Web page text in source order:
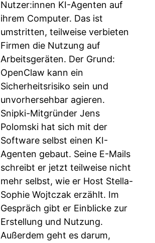
Nutzer:innen KI-Agenten auf
ihrem Computer. Das ist
umstritten, teilweise verbieten
Firmen die Nutzung auf
Arbeitsgeräten. Der Grund:
OpenClaw kann ein
Sicherheitsrisiko sein und
unvorhersehbar agieren.
Snipki-Mitgründer Jens
Polomski hat sich mit der
Software selbst einen KI-
Agenten gebaut. Seine E-Mails
schreibt er jetzt teilweise nicht
mehr selbst, wie er Host Stella-
Sophie Wojtczak erzählt. Im
Gespräch gibt er Einblicke zur
Erstellung und Nutzung.
Außerdem geht es darum,